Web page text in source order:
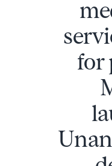
for